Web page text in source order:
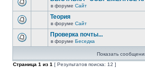
в форуме Сайт
Теория
в форуме Сайт
Проверка почты...
в форуме Беседка
Показать
Страница 1 из 1 [ Результатов поиска: 12 ]